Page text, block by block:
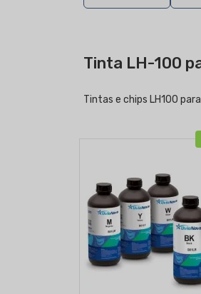
Tinta LH-100
Tintas e chips LH100